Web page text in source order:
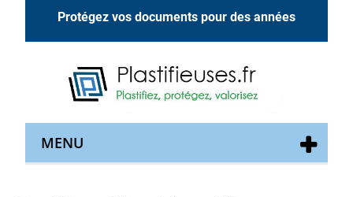
Protégez vos documents pour des années
MENU